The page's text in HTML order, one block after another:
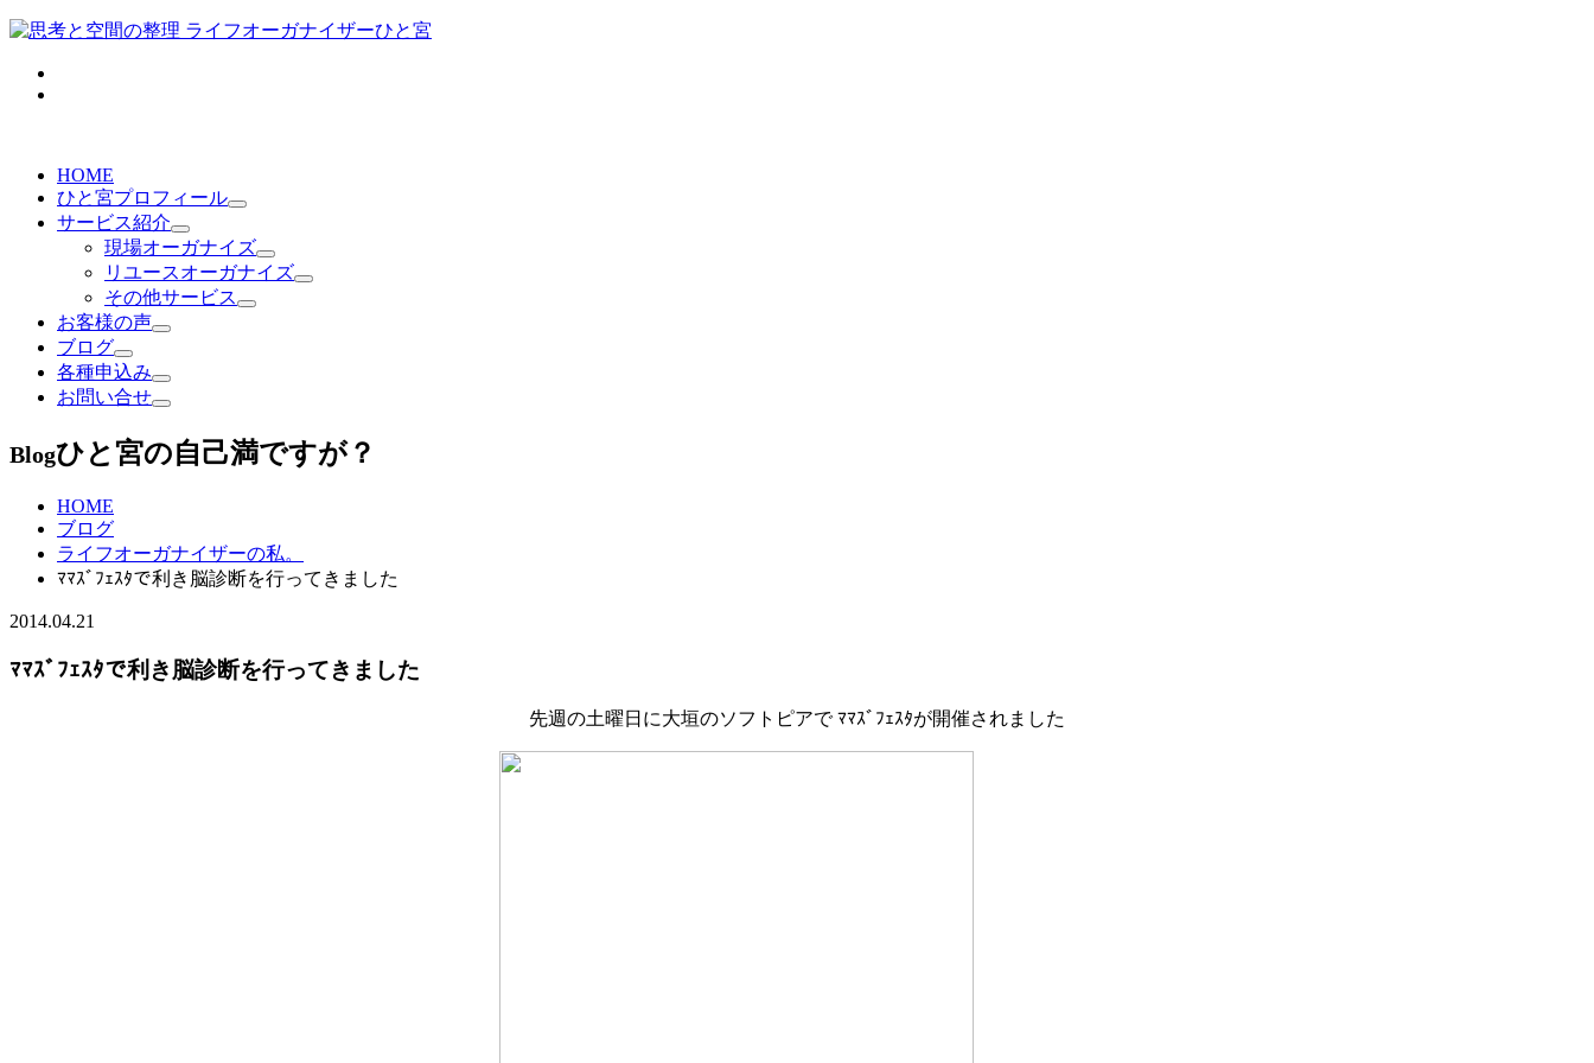
HOME
ひと宮プロフィール
サービス紹介
現場オーガナイズ
リユースオーガナイズ
その他サービス
お客様の声
ブログ
各種申込み
お問い合せ
Blogひと宮の自己満ですが？
HOME
ブログ
ライフオーガナイザーの私。
ﾏﾏｽﾞﾌｪｽﾀで利き脳診断を行ってきました
2014.04.21
ﾏﾏｽﾞﾌｪｽﾀで利き脳診断を行ってきました
先週の土曜日に大垣のソフトピアで ﾏﾏｽﾞﾌｪｽﾀが開催されました